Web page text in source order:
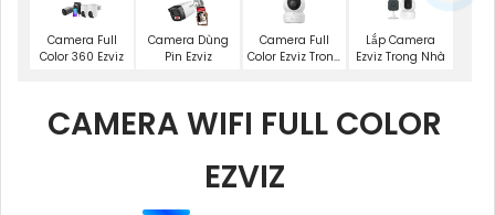
Camera Full
Color 360 Ezviz
Camera Dùng
Pin Ezviz
Camera Full
Color Ezviz Trong
Lắp Camera
Ezviz Trong Nhà
CAMERA WIFI FULL COLOR
EZVIZ